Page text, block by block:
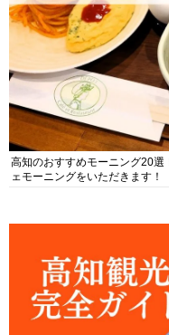
高知のおすすめモーニング20
ェモーニングをいただきます！